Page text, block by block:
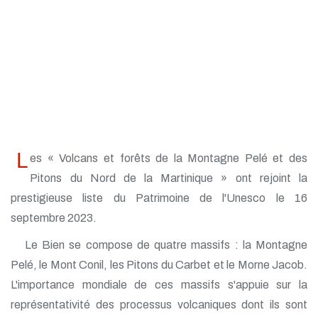
Les « Volcans et forêts de la Montagne Pelé et des
Pitons du Nord de la Martinique » ont rejoint la
prestigieuse liste du Patrimoine de l'Unesco le 16
septembre 2023.
Le Bien se compose de quatre massifs : la Montagne
Pelé, le Mont Conil, les Pitons du Carbet et le Morne Jacob.
L'importance mondiale de ces massifs s'appuie sur la
représentativité des processus volcaniques dont ils sont